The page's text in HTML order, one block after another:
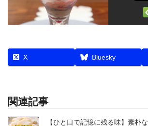
X Bluesky
関連記事
【ひと口で記憶に残る味】素朴